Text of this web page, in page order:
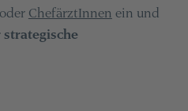
ChefärztInnen ein und